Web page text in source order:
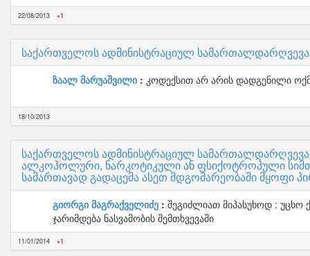
22/08/2013 +1
საქართველოს ადმინისტრაციულ
ზაალ მარუაშვილი კოდექსით არ არის დადგენილი
18/10/2013
საქართველოს ადმინისტრაციულ
ალკოჰოლური, ნარკოტიკული ან ფსიქოტროპული
სამართავად გადაცემა ასეთ მდგომარეობაში მყოფი
გიორგი მაგრაქველიძე
შეგიძლიათ მიპასუხოდ : უცხო
ჯარიმდება ნასვამობის შემთხვევაში
11/01/2014 +1